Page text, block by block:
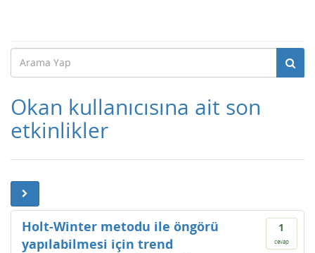
Okan kullanıcısına ait son
etkinlikler
1
cevap
Holt-Winter metodu ile öngörü
yapılabilmesi için trend